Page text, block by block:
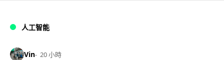
人工智能
Vin 20 小時